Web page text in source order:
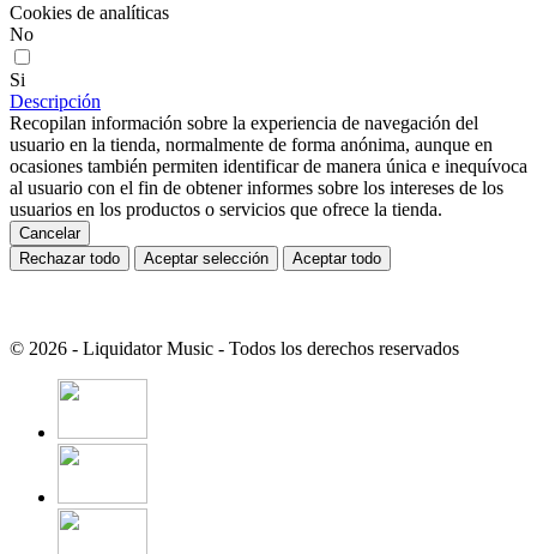
Cookies de analíticas
No
Si
Descripción
Recopilan información sobre la experiencia de navegación del
usuario en la tienda, normalmente de forma anónima, aunque en
ocasiones también permiten identificar de manera única e inequívoca
al usuario con el fin de obtener informes sobre los intereses de los
usuarios en los productos o servicios que ofrece la tienda.
Cancelar
Rechazar todo
Aceptar selección Aceptar todo
© 2026 - Liquidator Music - Todos los derechos reservados